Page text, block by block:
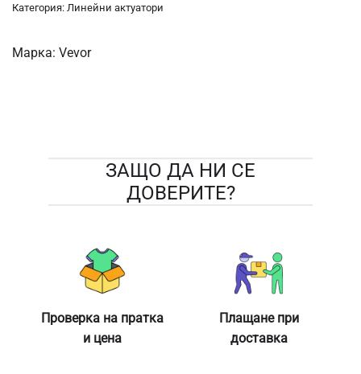
Категория: Линейни актуатори
Марка: Vevor
ЗАЩО ДА НИ СЕ
ДОВЕРИТЕ?
Проверка на пратка
и цена
Плащане при
доставка